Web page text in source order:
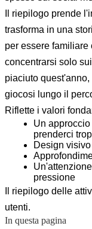
Il riepilogo prende
trasforma in una
per essere familiare
concentrarsi solo
piaciuto
giocosi lungo il
Riflette i valori
Un
prenderci
Design
pressione
Il riepilogo delle
utenti.
In questa pagina